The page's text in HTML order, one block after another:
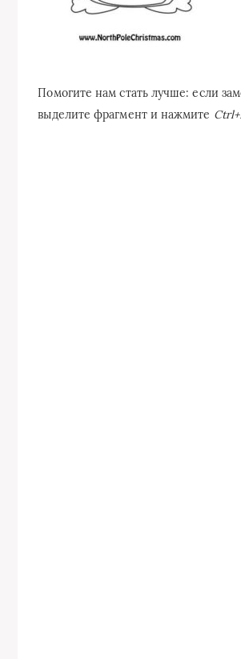
Помогите нам стать лучше: если
выделите фрагмент и нажмите